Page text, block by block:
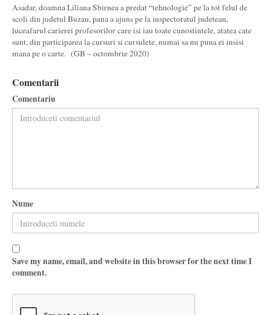
Asadar, doamna Liliana Sbirnea a predat “tehnologie” pe la tot felul de
scoli din judetul Buzau, pana a ajuns pe la inspectoratul judetean,
luceafarul carierei profesorilor care isi iau toate cunostintele, atatea cate
sunt, din participarea la cursuri si cursulete, numai sa nu puna ei insisi
mana pe o carte. (GB – octombrie 2020)
Comentarii
Comentariu
Nume
Save my name, email, and website in this browser for the next time I
comment.